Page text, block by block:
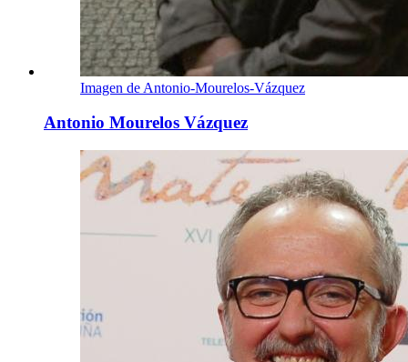
Imagen de Antonio-Mourelos-Vázquez
Antonio Mourelos Vázquez